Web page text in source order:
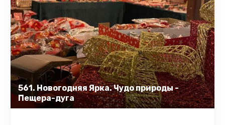
561. Новогодняя Ярка. Чудо природы -
Пещера-дуга